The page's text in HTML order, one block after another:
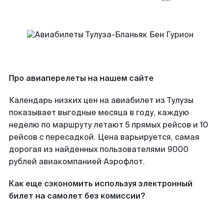
Про авиаперелеты на нашем сайте
Календарь низких цен на авиабилет из Тулузы
показывает выгодные месяца в году, каждую
неделю по маршруту летают 5 прямых рейсов и 10
рейсов с пересадкой. Цена варьируется, самая
дорогая из найденных пользователями 9000
рублей авиакомпанией Аэрофлот.
Как еще сэкономить используя электронный
билет на самолет без комиссии?